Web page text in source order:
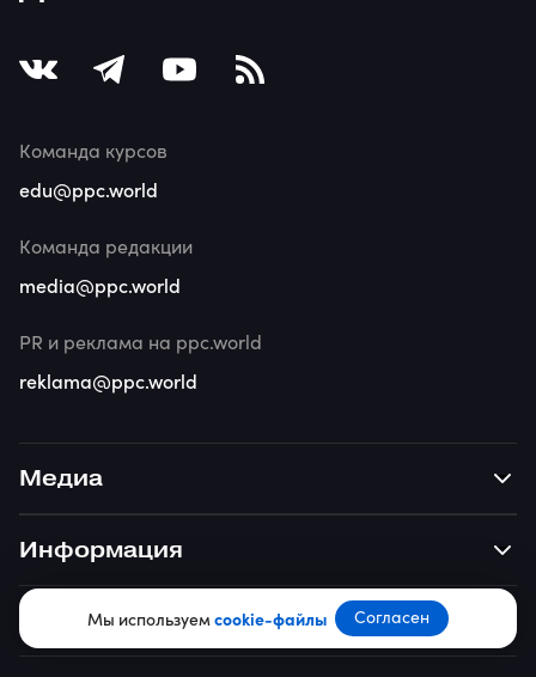
Мы используемcookie-файлы Согласен
Медиа
Информация
Обучение
Команда курсов
edu@ppc.world
Команда редакции
media@ppc.world
PR и реклама на ppc.world
reklama@ppc.world